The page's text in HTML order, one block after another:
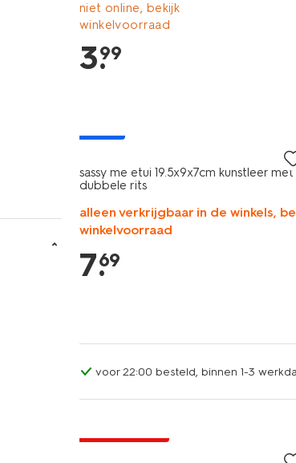
niet online, bekijk
winkelvoorraad
3.
99
sassy me etui 19.5x9x7cm kunstleer met
dubbele rits
alleen verkrijgbaar in de winkels,
winkelvoorraad
7.
69
voor 22:00 besteld, binnen 1-3